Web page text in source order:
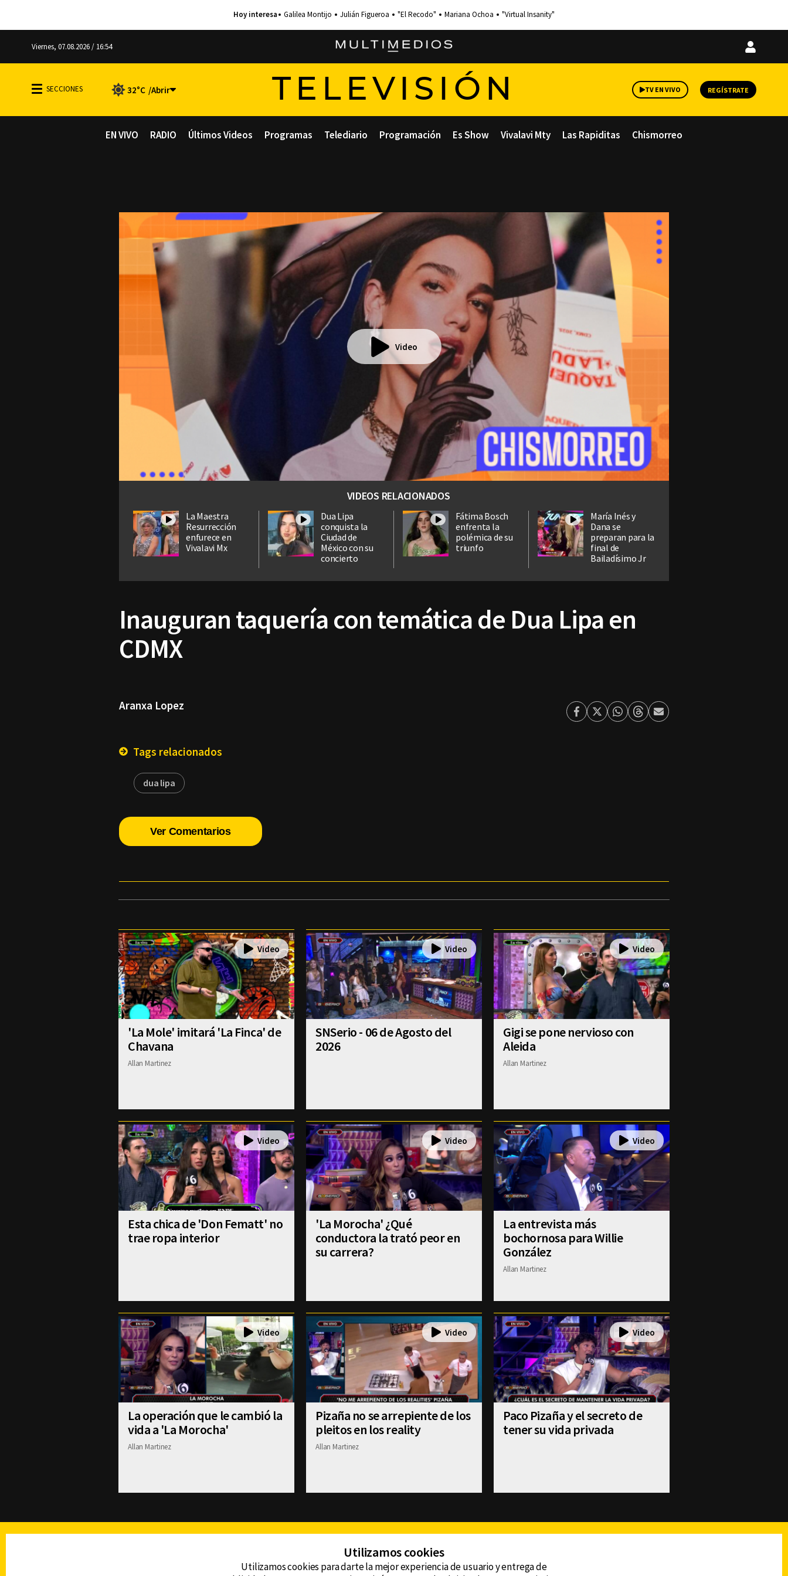
Galilea Montijo Julián Figueroa "El Recodo" Mariana Ochoa "Virtual Insanity"
Viernes, 07.08.2026 / 16:54
Iniciar
32°C TELEVISIÓN TV EN VIVO REGÍSTRATE
EN VIVO RADIO Últimos Videos Programas Telediario Programación Es Show Vivalavi Mty Las Rapiditas Chismorreo
Video
VIDEOS RELACIONADOS
La Maestra
Resurrección
enfurece en
Vivalavi Mx
Dua Lipa
conquista la
Ciudad de
México con su
concierto
Fátima Bosch
enfrenta la
polémica de su
triunfo
María Inés y
Dana se
preparan para la
final de
Bailadísimo Jr
Inauguran taquería con temática de Dua Lipa en
CDMX
Aranxa Lopez
Facebook
TwitterWhatsapp
ThreadsEnviar
Tags relacionados
dua lipa
Ver Comentarios
'La Mole' imitará 'La Finca' de
Chavana
Allan Martinez
SNSerio - 06 de Agosto del
2026
Gigi se pone nervioso con
Aleida
Allan Martinez
Esta chica de 'Don Fematt' no
trae ropa interior
'La Morocha' ¿Qué
conductora la trató peor en
su carrera?
La entrevista más
bochornosa para Willie
González
Allan Martinez
La operación que le cambió la
vida a 'La Morocha'
Allan Martinez
Pizaña no se arrepiente de los
pleitos en los reality
Allan Martinez
Paco Pizaña y el secreto de
tener su vida privada
Utilizamos cookies
Utilizamos cookies para darte la mejor experiencia de usuario y entrega de